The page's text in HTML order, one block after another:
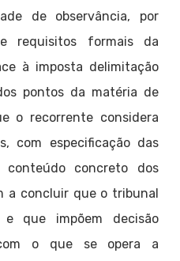
de observância, por
requisitos formais da
à imposta delimitação
pontos da matéria de
o recorrente considera
com especificação das
concreto dos
a concluir que o tribunal
e que impõem decisão
o que se opera a